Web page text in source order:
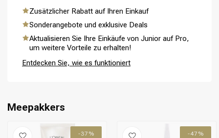
Umformung CombiDeals
Zusätzlicher Rabatt auf Ihren Einkauf
Sonderangebote und exklusive Deals
Aktualisieren Sie Ihre Einkäufe von Junior auf Pro,
um weitere Vorteile zu erhalten!
Entdecken Sie, wie es funktioniert
Meepakkers
-37% -47%